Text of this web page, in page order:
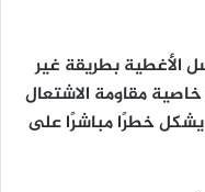
الأغطية بطريقة غير
خاصية مقاومة الاشتعال
خطرًا مباشرًا على